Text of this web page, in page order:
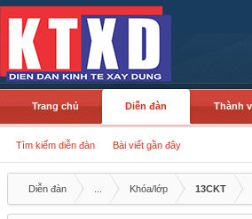
Trang chủ Diễn đàn
Tìm kiếm diễn đàn Bài viết gần đây
Thành
Diễn đàn Khóa/lớp 13CKT